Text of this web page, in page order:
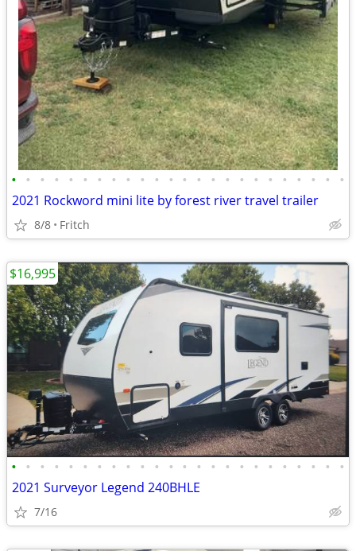
• • • • • • • • • • • • • • • • • • • • • • • •
2021 Rockword mini lite by forest river travel trailer
8/8 Fritch
• • • • • • • • • • • • • • • • • • • • • • • •
2021 Surveyor Legend 240BHLE
7/16
$16,995